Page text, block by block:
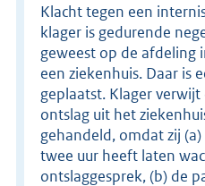
Klacht tegen een
klager is gedurende
geweest op de afdeling
een ziekenhuis. Daar is
geplaatst. Klager
ontslag uit het
gehandeld, omdat zij
twee uur heeft laten
ontslaggesprek, (b) de